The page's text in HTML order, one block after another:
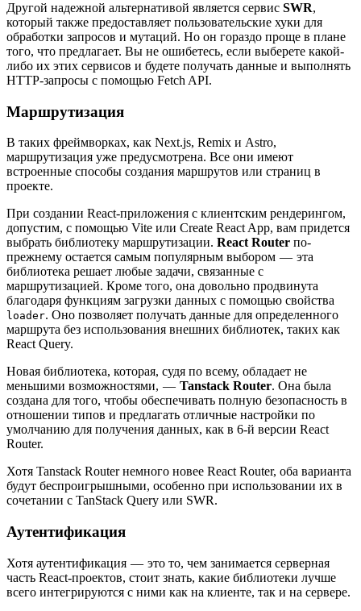
Другой надежной альтернативой является сервис SWR,
который также предоставляет пользовательские хуки для
обработки запросов и мутаций. Но он гораздо проще в плане
того, что предлагает. Вы не ошибетесь, если выберете какой-
либо их этих сервисов и будете получать данные и выполнять
HTTP-запросы с помощью Fetch API.
Маршрутизация
В таких фреймворках, как Next.js, Remix и Astro,
маршрутизация уже предусмотрена. Все они имеют
встроенные способы создания маршрутов или страниц в
проекте.
При создании React-приложения с клиентским рендерингом,
допустим, с помощью Vite или Create React App, вам придется
выбрать библиотеку маршрутизации. React Router по-
прежнему остается самым популярным выбором — эта
библиотека решает любые задачи, связанные с
маршрутизацией. Кроме того, она довольно продвинута
благодаря функциям загрузки данных с помощью свойства
loader. Оно позволяет получать данные для определенного
маршрута без использования внешних библиотек, таких как
React Query.
Новая библиотека, которая, судя по всему, обладает не
меньшими возможностями, — Tanstack Router. Она была
создана для того, чтобы обеспечивать полную безопасность в
отношении типов и предлагать отличные настройки по
умолчанию для получения данных, как в 6-й версии React
Router.
Хотя Tanstack Router немного новее React Router, оба варианта
будут беспроигрышными, особенно при использовании их в
сочетании с TanStack Query или SWR.
Аутентификация
Хотя аутентификация — это то, чем занимается серверная
часть React-проектов, стоит знать, какие библиотеки лучше
всего интегрируются с ними как на клиенте, так и на сервере.